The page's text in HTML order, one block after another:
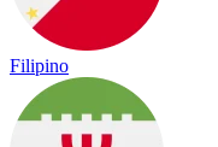
Filipino